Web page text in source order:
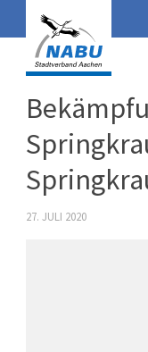
27. JULI 2020